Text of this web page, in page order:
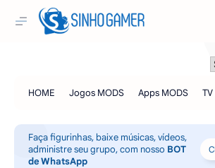
Faça figurinhas, baixe músicas, vídeos,
administre seu grupo, com nosso BOT
de WhatsApp